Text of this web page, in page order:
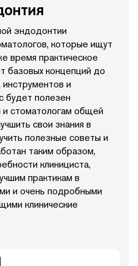
доступа;
устьев корневых
механической обработки
ковровой
и финишная обработка
обработки и
с помощью
протокола
обтурации корневых
в эндодонтии;
штифты;
пропущенные
эндодонтии
которые ищут
время практическое
базовых концепций до
и
будет полезен
стоматологам общей
свои знания в
полезные советы и
таким образом,
клинициста,
практикам в
и очень подробными
клинические